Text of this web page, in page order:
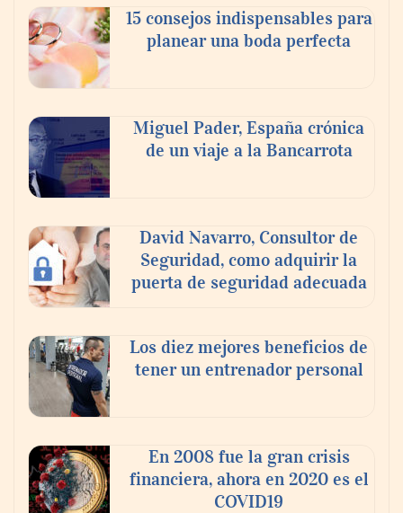
mundo elige para reunirse: 7 de cada 10 la
escogen
compromiso para el eclipse solar del 12 de
agosto
‘El ransomware se puede vencer. No
Ricardo Palacio Escobar
15 consejos indispensables para
planear una boda perfecta
Miguel Pader, España crónica
de un viaje a la Bancarrota
David Navarro, Consultor de
Seguridad, como adquirir la
puerta de seguridad adecuada
Los diez mejores beneficios de
tener un entrenador personal
En 2008 fue la gran crisis
financiera, ahora en 2020 es el
COVID19